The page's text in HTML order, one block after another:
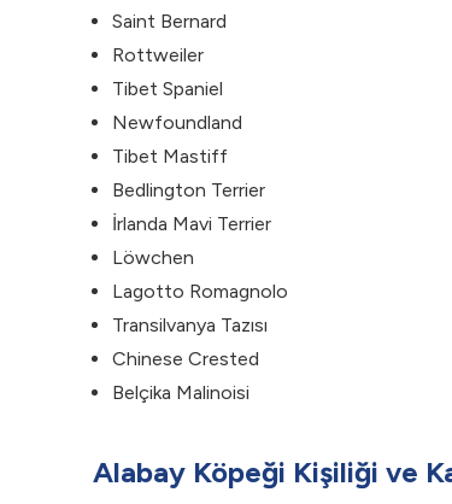
Saint Bernard
Rottweiler
Tibet Spaniel
Newfoundland
Tibet Mastiff
Bedlington Terrier
İrlanda Mavi Terrier
Löwchen
Lagotto Romagnolo
Transilvanya Tazısı
Chinese Crested
Belçika Malinoisi
Alabay Köpeği Kişiliği ve